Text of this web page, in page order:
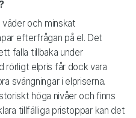
väder och minskat
efterfrågan på el. Det
falla tillbaka under
rörligt elpris får dock vara
svängningar i elpriserna.
höga nivåer och finns
tillfälliga pristoppar kan det